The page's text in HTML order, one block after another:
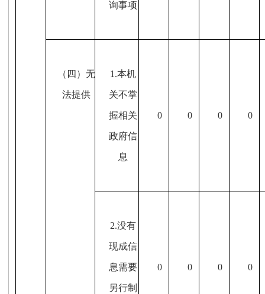
询事项
（四）无
法提供
1.本机
关不掌
握相关
政府信
息
0 0 0 0
2.没有
现成信
息需要
另行制
0 0 0 0